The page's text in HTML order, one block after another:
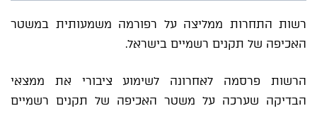
רשות התחרות ממליצה על רפורמה משמעותית במשטר
האכיפה של תקנים רשמיים בישראל.
הרשות פרסמה לאחרונה לשימוע ציבורי את ממצאי
הבדיקה שערכה על משטר האכיפה של תקנים רשמיים